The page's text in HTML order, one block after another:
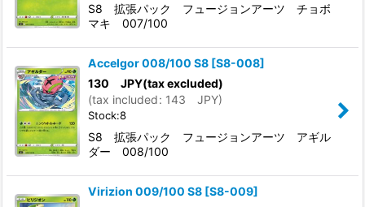
S8 拡張パック フュージョンアーツ チョボ
マキ 007/100
Accelgor 008/100 S8 [S8-008]
130 JPY(tax excluded)
(tax included: 143 JPY)
Stock:8
S8 拡張パック フュージョンアーツ アギル
ダー 008/100
Virizion 009/100 S8 [S8-009]